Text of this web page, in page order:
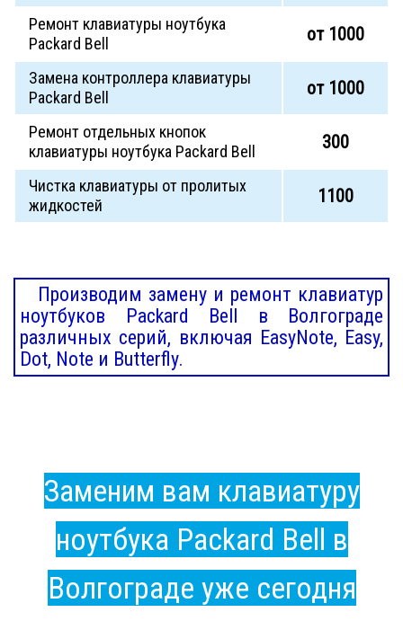
Ремонт клавиатуры ноутбука
Packard Bell
от 1000
Замена контроллера клавиатуры
Packard Bell
от 1000
Ремонт отдельных кнопок
клавиатуры ноутбука Packard Bell
300
Чистка клавиатуры от пролитых
жидкостей
1100
Производим замену и ремонт клавиатур
ноутбуков Packard Bell в Волгограде
различных серий, включая EasyNote, Easy,
Dot, Note и Butterfly.
Заменим вам клавиатуру
ноутбука Packard Bell в
Волгограде уже сегодня